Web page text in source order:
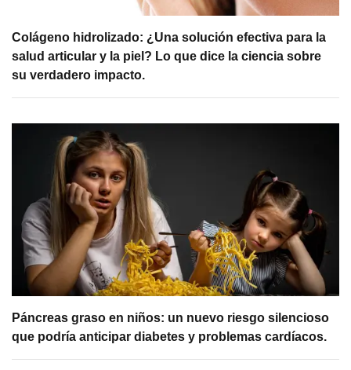
Colágeno hidrolizado: ¿Una solución efectiva para la
salud articular y la piel? Lo que dice la ciencia sobre
su verdadero impacto.
Páncreas graso en niños: un nuevo riesgo silencioso
que podría anticipar diabetes y problemas cardíacos.